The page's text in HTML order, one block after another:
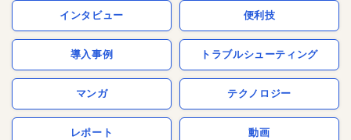
インタビュー 便利技
導入事例 トラブルシューティング
マンガ テクノロジー
レポート 動画